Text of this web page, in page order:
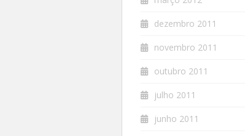
dezembro 2011
novembro 2011
outubro 2011
julho 2011
junho 2011